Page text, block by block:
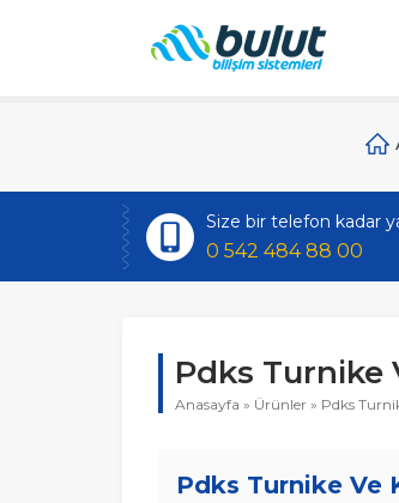
Size bir telefon kadar
0 542 484 88 00
Pdks Turnike
Anasayfa » Ürünler » Pdks
Pdks Turnike Ve